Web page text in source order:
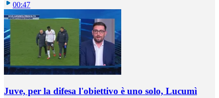
00:47
Juve, per la difesa l'obiettivo è uno solo, Lucumì